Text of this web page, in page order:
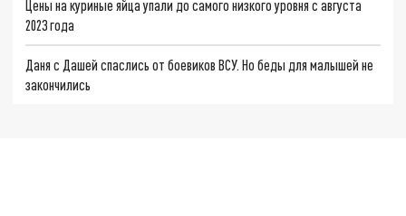
Цены на куриные яйца упали до самого низкого уровня с августа
2023 года
Даня с Дашей спаслись от боевиков ВСУ. Но беды для малышей не
закончились